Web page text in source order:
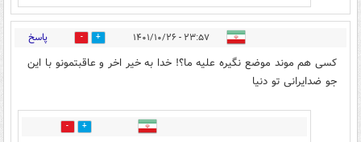
۲۳:۵۷ - ۱۴۰۱/۱۰/۲۶ 2 پاسخ
کسی هم موند موضع نگیره علیه ما؟! خدا به خیر اخر و عاقبتمونو با این
جو ضدایرانی تو دنیا
0